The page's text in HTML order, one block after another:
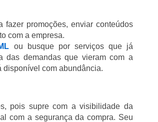
promoções, enviar conteúdos
com a empresa.
ou busque por serviços que já
das demandas que vieram com a
disponível com abundância.
pois supre com a visibilidade da
com a segurança da compra. Seu